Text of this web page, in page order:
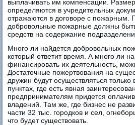
выплачивать им компенсации.
определяются в учредительных
отражаются в договоре с пожарным.
добровольные пожарные должны
средств на содержание
Много ли найдется добровольных
который ответит время. А много ли
финансировать их деятельность,
Достаточные пожертвования на
дружин будут осуществляться только
пунктах, где есть явная
предпринимателям придется
владений. Там же, где бизнес не
части 32 тыс. городков и сел,
что будет существовать.